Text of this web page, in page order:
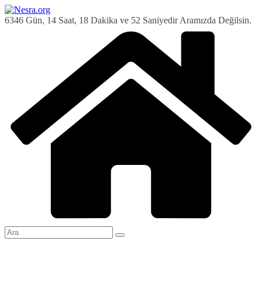
Skip
to
6346 Gün, 14 Saat, 18 Dakika ve 53 Saniyedir Aramızda Değilsin.